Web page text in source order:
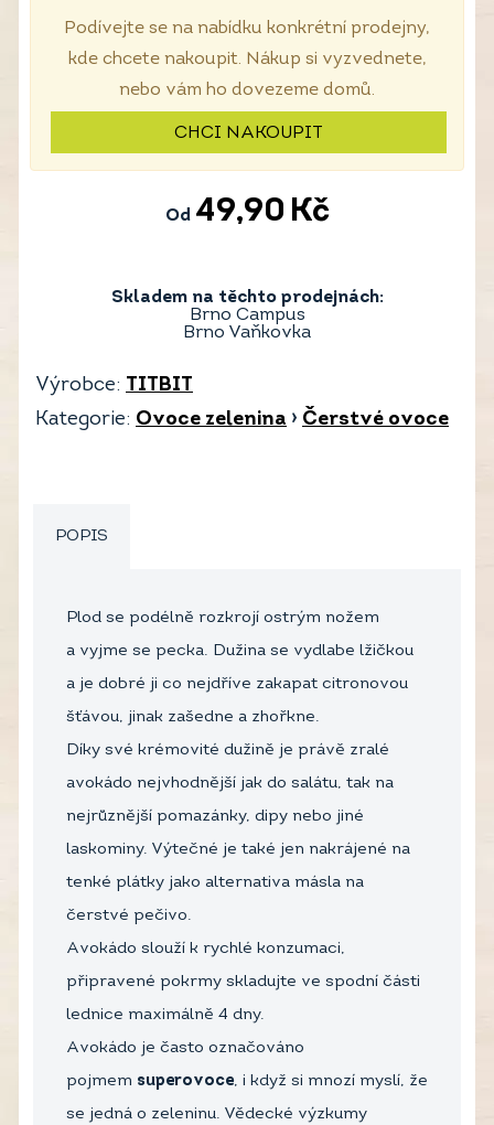
Podívejte se na nabídku konkrétní prodejny,
kde chcete nakoupit. Nákup si vyzvednete,
nebo vám ho dovezeme domů.
CHCI NAKOUPIT
Od 49,90 Kč
Skladem na těchto prodejnách:
Brno Campus
Brno Vaňkovka
Výrobce: TITBIT
Kategorie: Ovoce zelenina › Čerstvé ovoce
POPIS
Plod se podélně rozkrojí ostrým nožem
a vyjme se pecka. Dužina se vydlabe lžičkou
a je dobré ji co nejdříve zakapat citronovou
šťávou, jinak zašedne a zhořkne.
Díky své krémovité dužině je právě zralé
avokádo nejvhodnější jak do salátu, tak na
nejrůznější pomazánky, dipy nebo jiné
laskominy. Výtečné je také jen nakrájené na
tenké plátky jako alternativa másla na
čerstvé pečivo.
Avokádo slouží k rychlé konzumaci,
připravené pokrmy skladujte ve spodní části
lednice maximálně 4 dny.
Avokádo je často označováno
pojmem superovoce, i když si mnozí myslí, že
se jedná o zeleninu. Vědecké výzkumy